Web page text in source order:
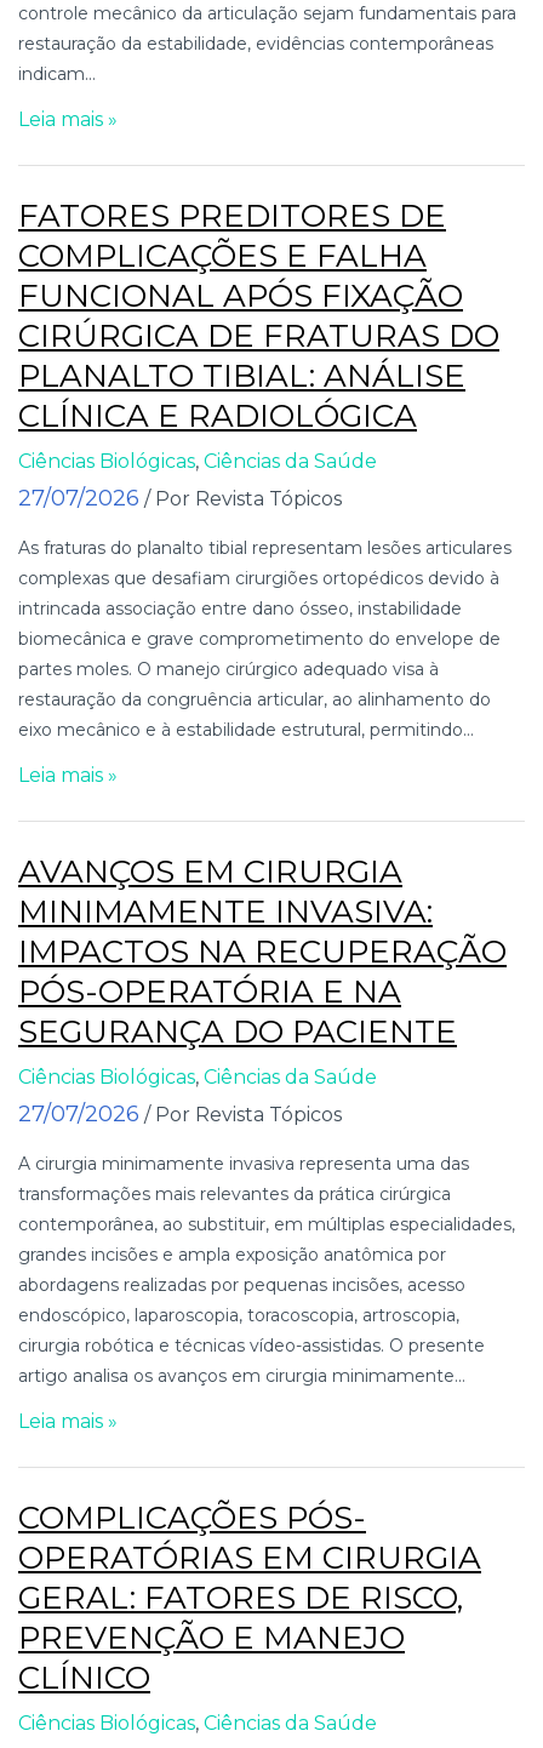
controle mecânico da articulação sejam fundamentais para
restauração da estabilidade, evidências contemporâneas
indicam...
Leia mais »
FATORES PREDITORES DE
COMPLICAÇÕES E FALHA
FUNCIONAL APÓS FIXAÇÃO
CIRÚRGICA DE FRATURAS DO
PLANALTO TIBIAL: ANÁLISE
CLÍNICA E RADIOLÓGICA
Ciências Biológicas, Ciências da Saúde
27/07/2026 / Por Revista Tópicos
As fraturas do planalto tibial representam lesões articulares
complexas que desafiam cirurgiões ortopédicos devido à
intrincada associação entre dano ósseo, instabilidade
biomecânica e grave comprometimento do envelope de
partes moles. O manejo cirúrgico adequado visa à
restauração da congruência articular, ao alinhamento do
eixo mecânico e à estabilidade estrutural, permitindo...
Leia mais »
AVANÇOS EM CIRURGIA
MINIMAMENTE INVASIVA:
IMPACTOS NA RECUPERAÇÃO
PÓS-OPERATÓRIA E NA
SEGURANÇA DO PACIENTE
Ciências Biológicas, Ciências da Saúde
27/07/2026 / Por Revista Tópicos
A cirurgia minimamente invasiva representa uma das
transformações mais relevantes da prática cirúrgica
contemporânea, ao substituir, em múltiplas especialidades,
grandes incisões e ampla exposição anatômica por
abordagens realizadas por pequenas incisões, acesso
endoscópico, laparoscopia, toracoscopia, artroscopia,
cirurgia robótica e técnicas vídeo-assistidas. O presente
artigo analisa os avanços em cirurgia minimamente...
Leia mais »
COMPLICAÇÕES PÓS-
OPERATÓRIAS EM CIRURGIA
GERAL: FATORES DE RISCO,
PREVENÇÃO E MANEJO
CLÍNICO
Ciências Biológicas, Ciências da Saúde